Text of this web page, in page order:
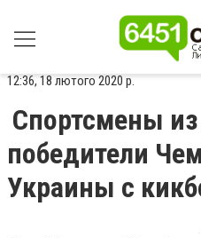
12:36, 18 лютого 2020 р.
Спортсмены
победители
Украины с